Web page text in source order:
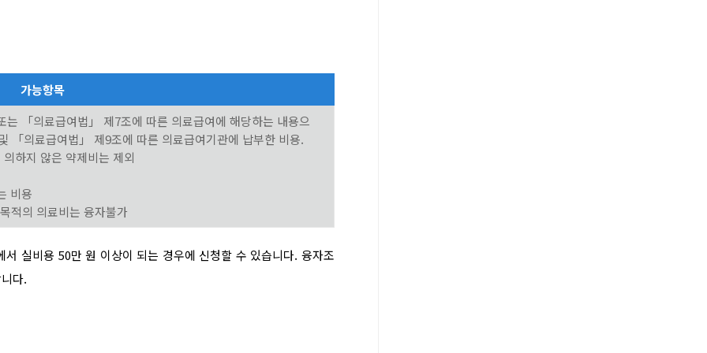
가능항목
「의료급여법」 제7조에 따른 의료급여에 해당하는 내용으
「의료급여법」 제9조에 따른 의료급여기관에 납부한 비용.
하지 않은 약제비는 제외
비용
적의 의료비는 융자불가
실비용 50만 원 이상이 되는 경우에 신청할 수 있습니다. 융자조
다.